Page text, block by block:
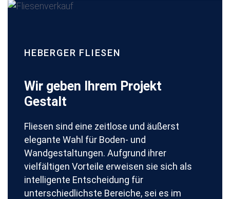
HEBERGER FLIESEN
Wir geben Ihrem Projekt
Gestalt
Fliesen sind eine zeitlose und äußerst
elegante Wahl für Boden- und
Wandgestaltungen. Aufgrund ihrer
vielfältigen Vorteile erweisen sie sich als
intelligente Entscheidung für
unterschiedlichste Bereiche, sei es im